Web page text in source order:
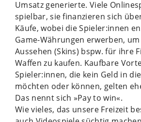
Umsatz generierte. Viele
spielbar, sie finanzieren sich
Käufe, wobei die Spieler:innen
Game-Währungen erwerben,
Aussehen (Skins) bspw. für ihre
Waffen zu kaufen. Kaufbare
Spieler:innen, die kein Geld in
möchten oder können, gelten
Das nennt sich »Pay to win«.
Wie vieles, das unsere Freizeit